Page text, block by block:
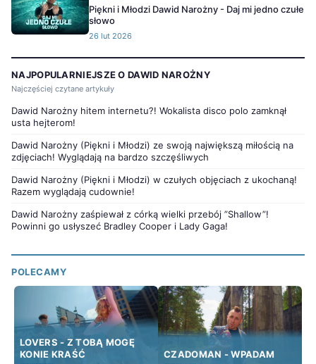
Piękni i Młodzi Dawid Narożny - Daj mi jedno czułe
słowo
26 lut 2026
NAJPOPULARNIEJSZE O DAWID NAROŻNY
Najczęściej czytane artykuły
Dawid Narożny hitem internetu?! Wokalista disco polo zamknął
usta hejterom!
Dawid Narożny (Piękni i Młodzi) ze swoją największą miłością na
zdjęciach! Wyglądają na bardzo szczęśliwych
Dawid Narożny (Piękni i Młodzi) w czułych objęciach z ukochaną!
Razem wyglądają cudownie!
Dawid Narożny zaśpiewał z córką wielki przebój ”Shallow”!
Powinni go usłyszeć Bradley Cooper i Lady Gaga!
POLECAMY
LOVERS - Z TOBĄ MOGĘ
KONIE KRAŚĆ
CZADOMAN - WPADAM